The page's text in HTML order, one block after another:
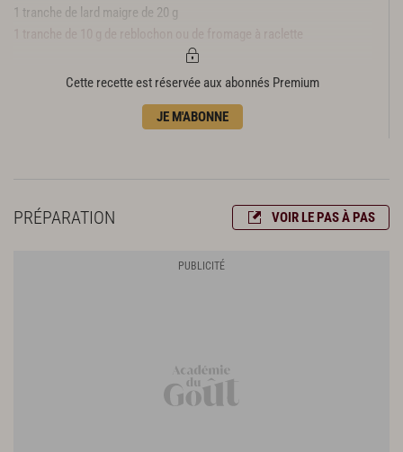
1 tranche de lard maigre de 20 g
1 tranche de 10 g de reblochon ou de fromage à raclette
Cette recette est réservée aux abonnés Premium
JE M'ABONNE
PRÉPARATION VOIR LE PAS À PAS